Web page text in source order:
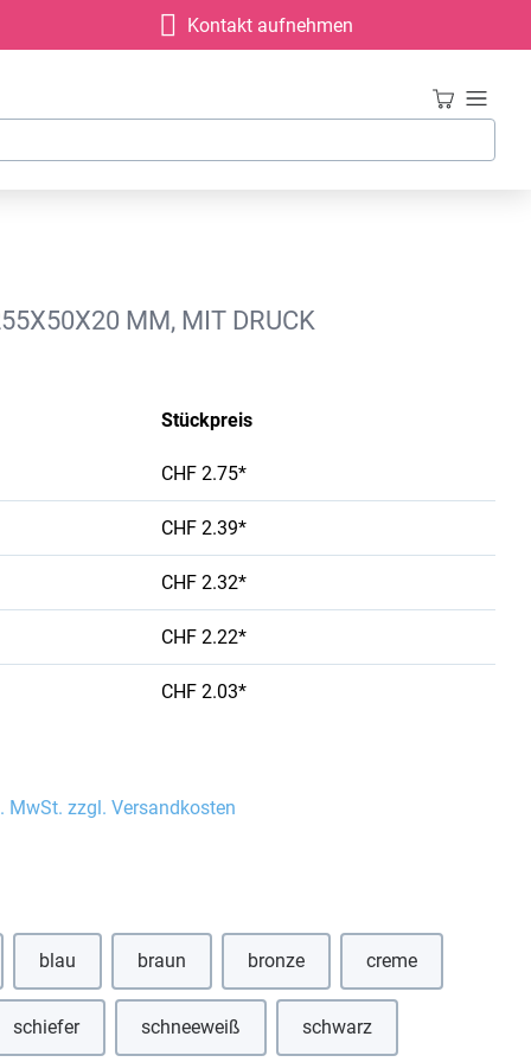
Kontakt aufnehmen
MM, MIT DRUCK
Stückpreis
CHF 2.75*
CHF 2.39*
CHF 2.32*
CHF 2.22*
CHF 2.03*
MwSt. zzgl. Versandkosten
Option ist zurzeit nicht verfügbar.)
blau braun(Diese Option ist zurzeit nicht verfügbar.)
bronze(Diese Option ist zurzeit nicht
creme
ist zurzeit nicht verfügbar.)
schiefer(Diese Option ist zurzeit nicht verfügbar.)
schneeweiß(Diese Option ist zurzeit nicht verfügbar.)
schwarz(Diese Option ist zurzeit